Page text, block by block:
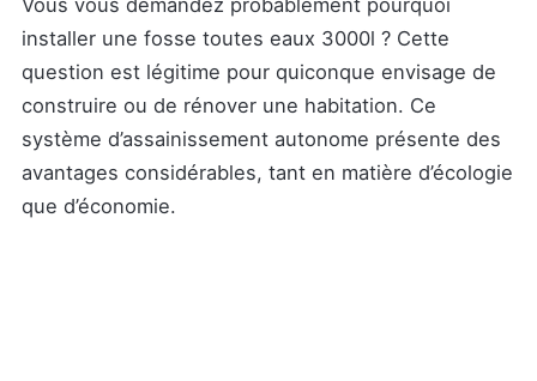
installer une fosse toutes eaux 3000l ? Cette
question est légitime pour quiconque envisage de
construire ou de rénover une habitation. Ce
système d’assainissement autonome présente des
avantages considérables, tant en matière d’écologie
que d’économie.